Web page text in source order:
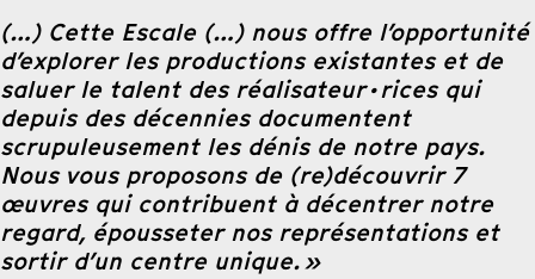
(…) Cette Escale (…) nous offre l’opportunité
d’explorer les productions existantes et de
saluer le talent des réalisateur·rices qui
depuis des décennies documentent
scrupuleusement les dénis de notre pays.
Nous vous proposons de (re)découvrir 7
œuvres qui contribuent à décentrer notre
regard, épousseter nos représentations et
sortir d’un centre unique. »